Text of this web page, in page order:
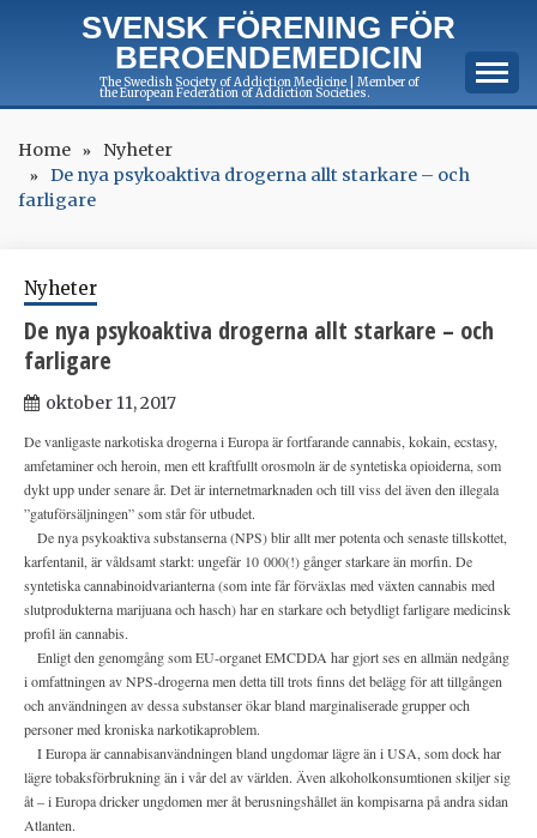
SVENSK FÖRENING FÖR
BEROENDEMEDICIN
The Swedish Society of Addiction Medicine | Member of
the European Federation of Addiction Societies.
Home
Nyheter
De nya psykoaktiva drogerna allt starkare – och
farligare
Nyheter
De nya psykoaktiva drogerna allt starkare – och
farligare
oktober 11, 2017
De vanligaste narkotiska drogerna i Europa är fortfarande cannabis, kokain, ecstasy,
amfetaminer och heroin, men ett kraftfullt orosmoln är de syntetiska opioiderna, som
dykt upp under senare år. Det är internetmarknaden och till viss del även den illegala
”gatuförsäljningen” som står för utbudet.
De nya psykoaktiva substanserna (NPS) blir allt mer potenta och senaste tillskottet,
karfentanil, är våldsamt starkt: ungefär 10 000(!) gånger starkare än morfin. De
syntetiska cannabinoidvarianterna (som inte får förväxlas med växten cannabis med
slutprodukterna marijuana och hasch) har en starkare och betydligt farligare medicinsk
profil än cannabis.
Enligt den genomgång som EU-organet EMCDDA har gjort ses en allmän nedgång
i omfattningen av NPS-drogerna men detta till trots finns det belägg för att tillgången
och användningen av dessa substanser ökar bland marginaliserade grupper och
personer med kroniska narkotikaproblem.
I Europa är cannabisanvändningen bland ungdomar lägre än i USA, som dock har
lägre tobaksförbrukning än i vår del av världen. Även alkoholkonsumtionen skiljer sig
åt – i Europa dricker ungdomen mer åt berusningshållet än kompisarna på andra sidan
Atlanten.